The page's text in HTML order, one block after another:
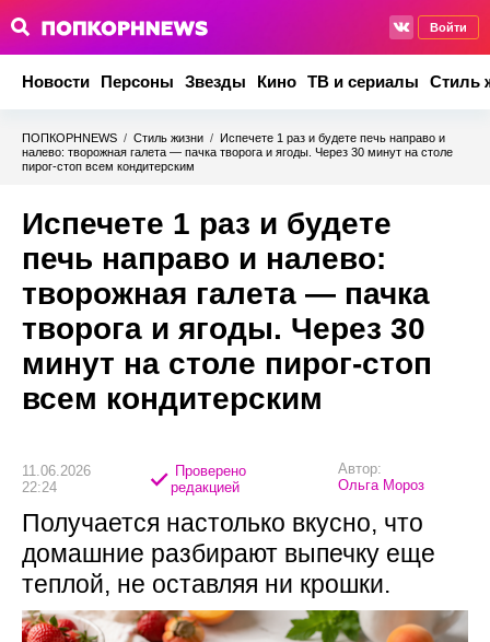
Войти
Новости Персоны Звезды Кино ТВ и сериалы Стиль
ПОПКОРНNEWS / Стиль жизни / Испечете 1 раз и будете печь направо и
налево: творожная галета — пачка творога и ягоды. Через 30 минут на столе
пирог-стоп всем кондитерским
Испечете 1 раз и будете
печь направо и налево:
творожная галета — пачка
творога и ягоды. Через 30
минут на столе пирог-стоп
всем кондитерским
11.06.2026
22:24
Проверено
редакцией
Автор:
Ольга Мороз
Получается настолько вкусно, что
домашние разбирают выпечку еще
теплой, не оставляя ни крошки.